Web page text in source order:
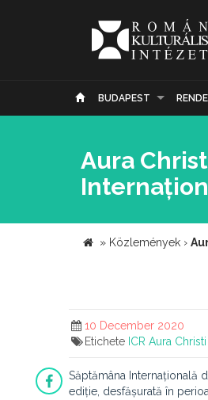
BUDAPEST
Aura
» Közlemények ›
10 December 2020
Etichete ICR Aura Christi
Săptămâna Internațională
ediție, desfășurată în